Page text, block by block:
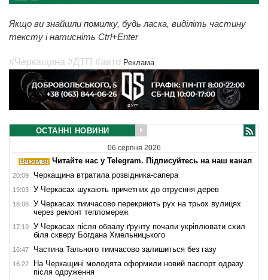
Якщо ви знайшли помилку, будь ласка, виділіть частину
тексту і натисніть Ctrl+Enter
#Черкащина #ДТП #авто Реклама
ОСТАННІ НОВИНИ
06 серпня 2026
Читайте нас у Telegram. Підписуйтесь на наш канал
20:09 Черкащина втратила розвідника-сапера
19:03 У Черкасах шукають причетних до отруєння дерев
18:08
У Черкасах тимчасово перекриють рух на трьох вулицях
через ремонт тепломереж
17:19
У Черкасах після обвалу ґрунту почали укріплювати схил
біля скверу Богдана Хмельницького
16:47 Частина Тального тимчасово залишиться без газу
16:22
На Черкащині молодята оформили новий паспорт одразу
після одруження